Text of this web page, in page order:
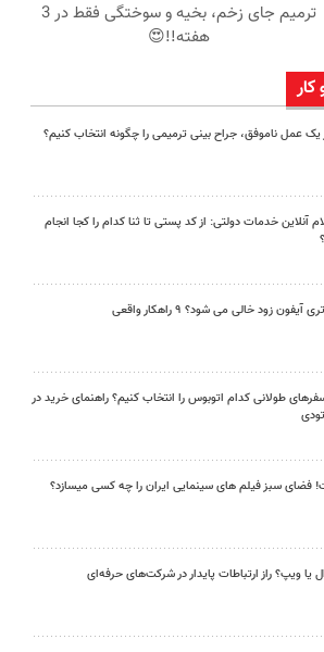
ترمیم جای زخم، بخیه و سوختگی فقط در 3
هفته!!😍
کار
یک عمل ناموفق، جراح بینی ترمیمی را چگونه انتخاب کنیم؟
آنلاین خدمات دولتی: از کد پستی تا ثنا کدام را کجا انجام
آیفون زود خالی می شود؟ ۹ راهکار واقعی
طولانی کدام اتوبوس را انتخاب کنیم؟ راهنمای خرید در
فضای سبز فیلم های سینمایی ایران را چه کسی میسازد؟
یا ویپ؟ راز ارتباطات پایدار در شرکت‌های حرفه‌ای